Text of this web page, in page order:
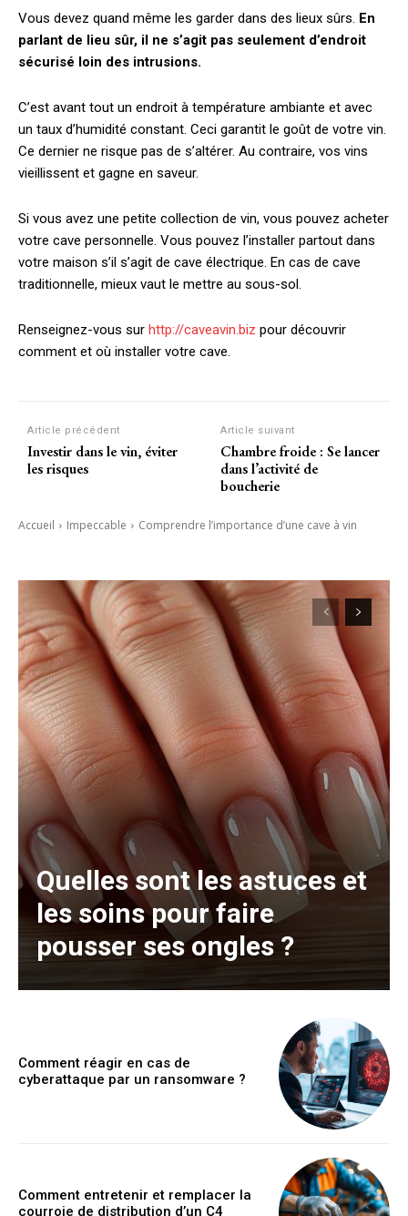
Vous devez quand même les garder dans des lieux sûrs. En
parlant de lieu sûr, il ne s’agit pas seulement d’endroit
sécurisé loin des intrusions.
C’est avant tout un endroit à température ambiante et avec
un taux d’humidité constant. Ceci garantit le goût de votre vin.
Ce dernier ne risque pas de s’altérer. Au contraire, vos vins
vieillissent et gagne en saveur.
Si vous avez une petite collection de vin, vous pouvez acheter
votre cave personnelle. Vous pouvez l’installer partout dans
votre maison s’il s’agit de cave électrique. En cas de cave
traditionnelle, mieux vaut le mettre au sous-sol.
Renseignez-vous sur http://caveavin.biz pour découvrir
comment et où installer votre cave.
Article précédent
Investir dans le vin, éviter
les risques
Article suivant
Chambre froide : Se lancer
dans l’activité de
boucherie
Accueil Impeccable Comprendre l’importance d’une cave à vin
Quelles sont les astuces et
les soins pour faire
pousser ses ongles ?
Comment réagir en cas de
cyberattaque par un ransomware ?
Comment entretenir et remplacer la
courroie de distribution d’un C4